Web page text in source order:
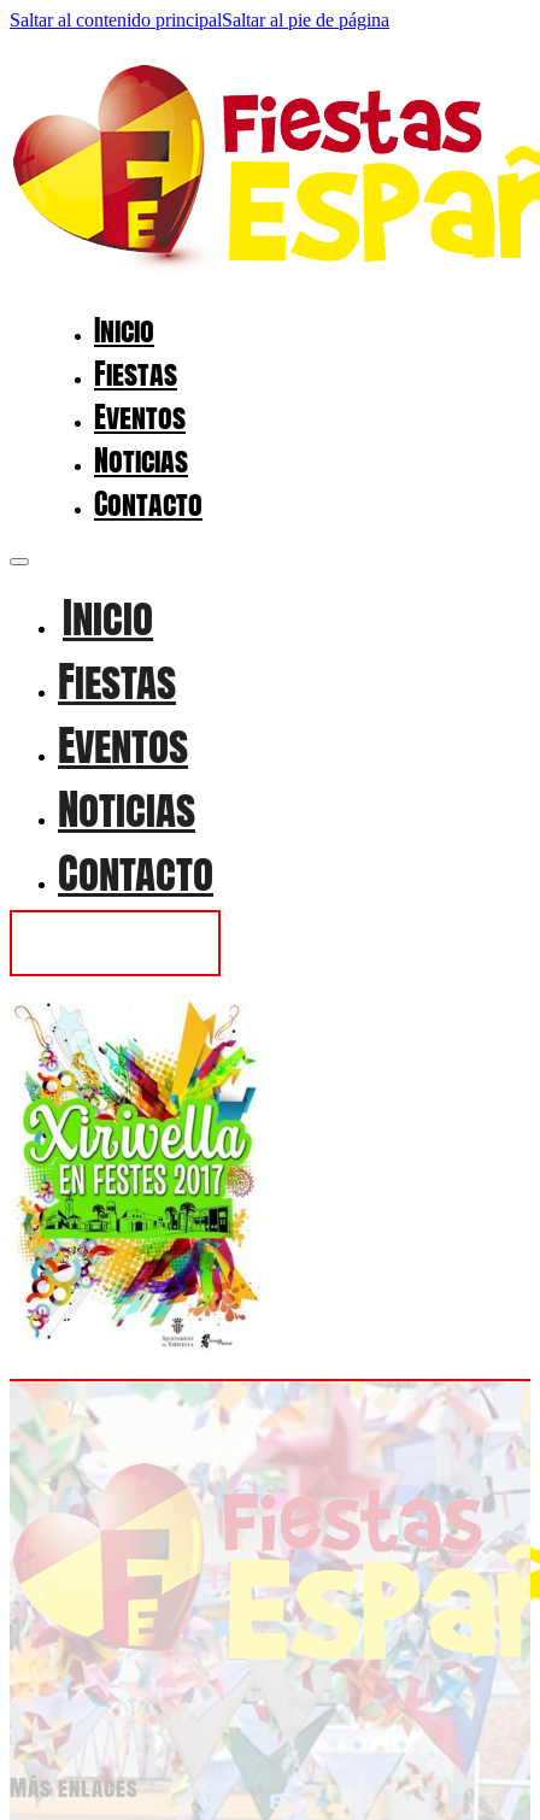
Saltar al contenido principalSaltar al pie de página
Inicio
Fiestas
Eventos
Noticias
Contacto
Inicio
Fiestas
Eventos
Noticias
Contacto
Más enlaces